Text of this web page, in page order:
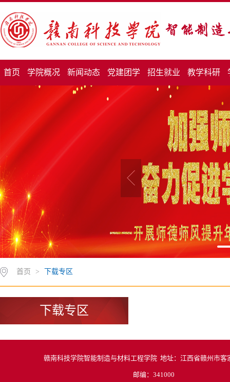
首页 学院概况 新闻动态 党建团学 招生就业 教学科研
首页 > 下载专区
下载专区
赣南科技学院智能制造与材料工程学院 地址：江西省赣州市客
邮编：341000